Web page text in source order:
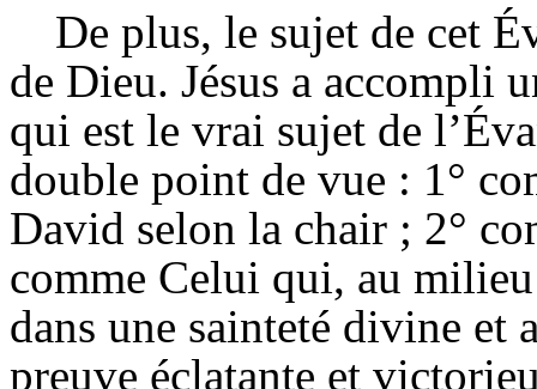
De plus, le sujet de cet
de Dieu. Jésus a accompli
qui est le vrai sujet de
double point de vue : 1°
David selon la chair ; 2°
comme Celui qui, au
dans une sainteté divine et
preuve éclatante et